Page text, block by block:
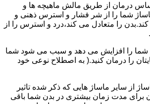
درمان از طریق مالش ماهیچه ها و
شما را از شر فشار و استرس ذهنی و
را متعادل می کند،درد و استرس را از
شما را افزایش می دهد و سبب می شود شما
را درمان کنید.( به اصطلاح نوعی خود
از سایر ماساژ هایی که ذکر شده تاثیر
برای مدت زمان بیشتری در بدن شما باقی